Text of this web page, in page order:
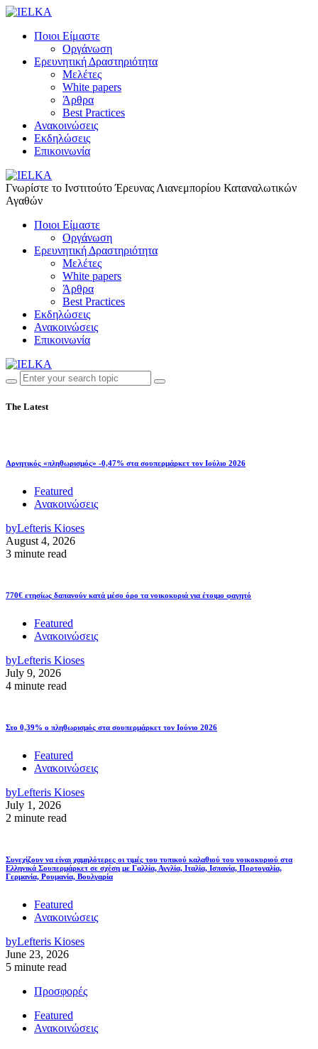
Ποιοι Είμαστε
Οργάνωση
Ερευνητική Δραστηριότητα
Μελέτες
White papers
Άρθρα
Best Practices
Ανακοινώσεις
Εκδηλώσεις
Επικοινωνία
Γνωρίστε το Iνστιτούτο Έρευνας Λιανεμπορίου Καταναλωτικών
Αγαθών
Ποιοι Είμαστε
Οργάνωση
Ερευνητική Δραστηριότητα
Μελέτες
White papers
Άρθρα
Best Practices
Εκδηλώσεις
Ανακοινώσεις
Επικοινωνία
The Latest
Αρνητικός «πληθωρισμός» -0,47% στα σουπερμάρκετ τον Ιούλιο 2026
Featured
Ανακοινώσεις
byLefteris Kioses
August 4, 2026
3 minute read
770€ ετησίως δαπανούν κατά μέσο όρο τα νοικοκυριά για έτοιμο φαγητό
Featured
Ανακοινώσεις
byLefteris Kioses
July 9, 2026
4 minute read
Στο 0,39% ο πληθωρισμός στα σουπερμάρκετ τον Ιούνιο 2026
Featured
Ανακοινώσεις
byLefteris Kioses
July 1, 2026
2 minute read
Συνεχίζουν να είναι χαμηλότερες οι τιμές του τυπικού καλαθιού του νοικοκυριού στα
Ελληνικά Σουπερμάρκετ σε σχέση με Γαλλία, Αγγλία, Ιταλία, Ισπανία, Πορτογαλία,
Γερμανία, Ρουμανία, Βουλγαρία
Featured
Ανακοινώσεις
byLefteris Kioses
June 23, 2026
5 minute read
Προσφορές
Featured
Ανακοινώσεις